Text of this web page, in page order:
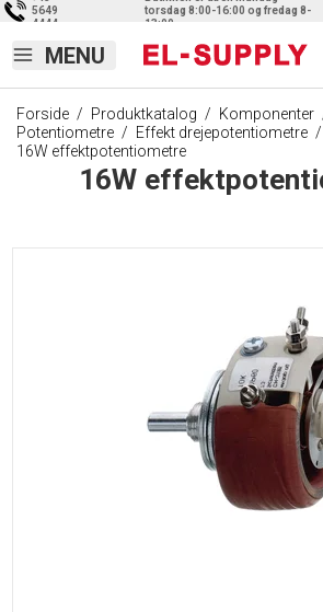
5649
4444
torsdag 8:00-16:00 og fredag 8-
13:00
Forside / Produktkatalog / Komponenter
Potentiometre / Effekt drejepotentiometre /
16W effektpotentiometre
16W